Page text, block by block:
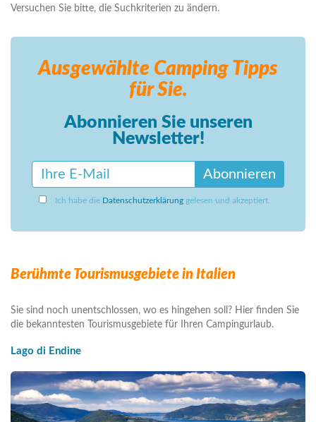
Versuchen Sie bitte, die Suchkriterien zu ändern.
Ausgewählte Camping Tipps
für Sie.
Abonnieren Sie unseren
Newsletter!
Abonnieren
Ich habe die Datenschutzerklärung gelesen und akzeptiert.
Berühmte Tourismusgebiete in Italien
Sie sind noch unentschlossen, wo es hingehen soll? Hier finden Sie
die bekanntesten Tourismusgebiete für Ihren Campingurlaub.
Lago di Endine